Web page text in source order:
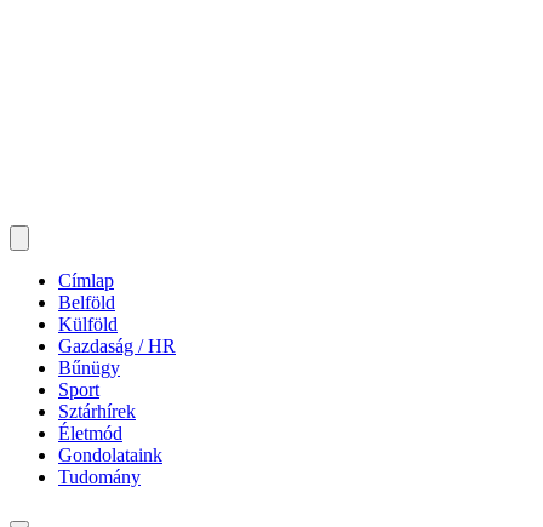
Címlap
Belföld
Külföld
Gazdaság / HR
Bűnügy
Sport
Sztárhírek
Életmód
Gondolataink
Tudomány